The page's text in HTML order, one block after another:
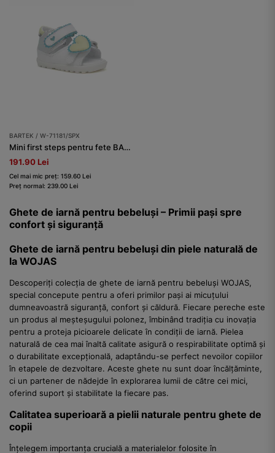
BARTEK / W-71181/SPX
Mini first steps pentru fete BARTEK W-71181/SPX, alb
191.90 Lei
Cel mai mic preț: 159.60 Lei
Preț normal: 239.00 Lei
Ghete de iarnă pentru bebeluși – Primii pași spre
confort și siguranță
Ghete de iarnă pentru bebeluși din piele naturală de
la WOJAS
Descoperiți colecția de ghete de iarnă pentru bebeluși WOJAS,
special concepute pentru a oferi primilor pași ai micuțului
dumneavoastră siguranță, confort și căldură. Fiecare pereche este
un produs al meșteșugului polonez, îmbinând tradiția cu inovația
pentru a proteja picioarele delicate în condiții de iarnă. Pielea
naturală de cea mai înaltă calitate asigură o respirabilitate optimă și
o durabilitate excepțională, adaptându-se perfect nevoilor copiilor
în etapele de dezvoltare. Aceste ghete nu sunt doar încălțăminte,
ci un partener de nădejde în explorarea lumii de către cei mici,
oferind suport și stabilitate la fiecare pas.
Calitatea superioară a pielii naturale pentru ghete de
copii
Înțelegem importanța crucială a materialelor folosite în